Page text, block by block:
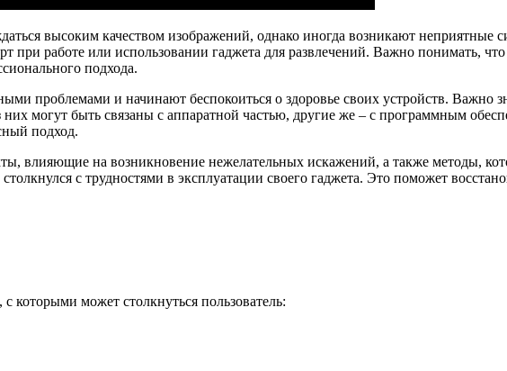
высоким качеством изображений, однако иногда возникают неприятные
при работе или использовании гаджета для развлечений. Важно понимать,
подхода.
проблемами и начинают беспокоиться о здоровье своих устройств. Важно
них могут быть связаны с аппаратной частью, другие же – с программным
подход.
влияющие на возникновение нежелательных искажений, а также методы,
с трудностями в эксплуатации своего гаджета. Это поможет
которыми может столкнуться пользователь: